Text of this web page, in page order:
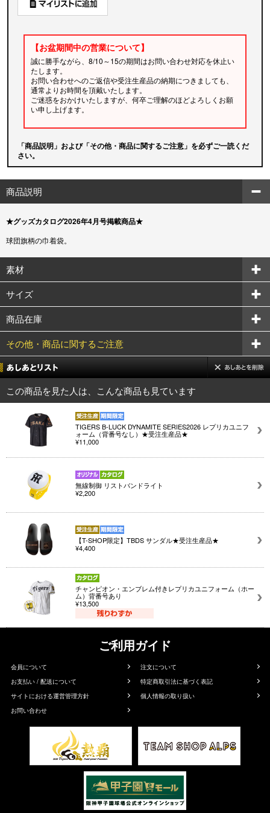
【お盆期間中の営業について】
誠に勝手ながら、8/10～15の期間はお問い合わせ対応を休止い
たします。
お問い合わせへのご返信や受注生産品の納期につきましても、
通常よりお時間を頂戴いたします。
ご迷惑をおかけいたしますが、何卒ご理解のほどよろしくお願
い申し上げます。
「商品説明」および「その他・商品に関するご注意」を必ずご一読くだ
さい。
商品説明
★グッズカタログ2026年4月号掲載商品★
球団旗柄の巾着袋。
素材
サイズ
商品在庫
その他・商品に関するご注意
この商品を見た人は、こんな商品も見ています
TIGERS B-LUCK DYNAMITE SERIES2026 レプリカユニフ
ォーム（背番号なし）★受注生産品★
¥11,000
無線制御 リストバンドライト
¥2,200
【T-SHOP限定】TBDS サンダル★受注生産品★
¥4,400
チャンピオン・エンブレム付きレプリカユニフォーム（ホー
ム）背番号あり
¥13,500
ご利用ガイド
会員について
注文について
お支払い / 配送について
特定商取引法に基づく表記
サイトにおける運営管理方針
個人情報の取り扱い
お問い合わせ